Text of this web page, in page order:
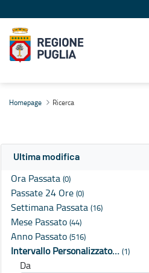
Homepage Ricerca
Ultima modifica
Ora Passata (0)
Passate 24 Ore (0)
Settimana Passata (16)
Mese Passato (44)
Anno Passato (516)
Intervallo Personalizzato… (1)
Da